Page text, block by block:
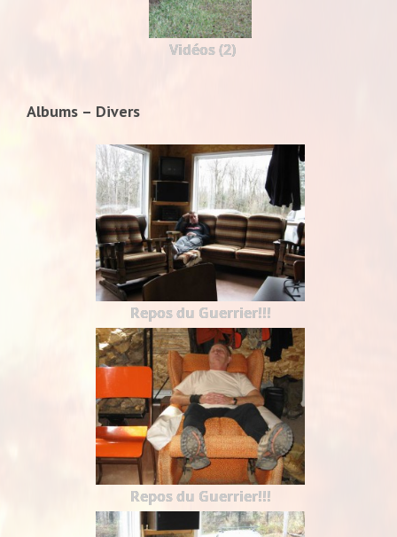
Vidéos (2)
Albums – Divers
Repos du Guerrier!!!
Repos du Guerrier!!!